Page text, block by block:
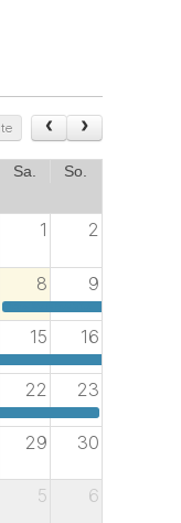
Sa. So.
1 2
8 9
15 16
22 23
29 30
5 6